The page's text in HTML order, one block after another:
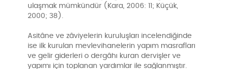
ulaşmak mümkündür (Kara, 2006: 11; Küçük,
2000; 38).
Asitâne ve zâviyelerin kuruluşları incelendiğinde
ise ilk kurulan mevlevihanelerin yapım masrafları
ve gelir giderleri o dergâhı kuran dervişler ve
yapımı için toplanan yardımlar ile sağlanmıştır.